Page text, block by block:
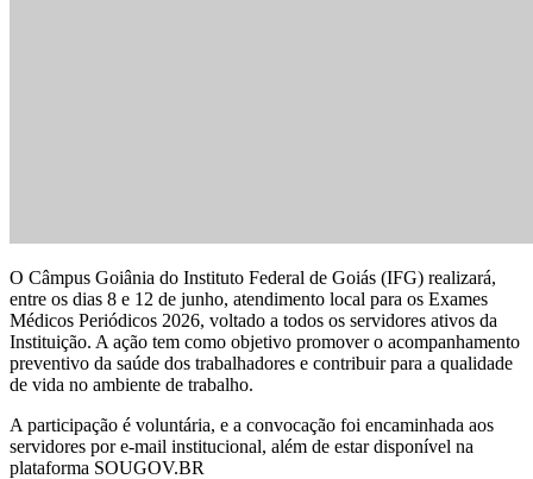
O Câmpus Goiânia do Instituto Federal de Goiás (IFG) realizará,
entre os dias 8 e 12 de junho, atendimento local para os Exames
Médicos Periódicos 2026, voltado a todos os servidores ativos da
Instituição. A ação tem como objetivo promover o acompanhamento
preventivo da saúde dos trabalhadores e contribuir para a qualidade
de vida no ambiente de trabalho.
A participação é voluntária, e a convocação foi encaminhada aos
servidores por e-mail institucional, além de estar disponível na
plataforma SOUGOV.BR